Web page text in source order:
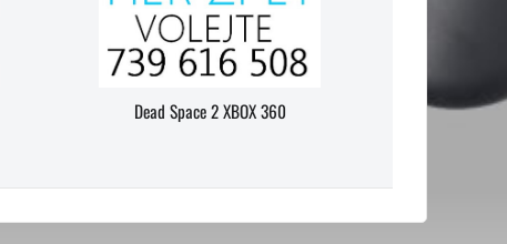
Dead Space 2 XBOX 360